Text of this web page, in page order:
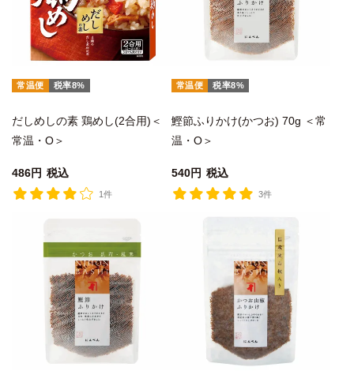
常温便 税率8%
だしめしの素 鶏めし(2合用)＜
常温・O＞
486 税込
1件
常温便 税率8%
鰹節ふりかけ(かつお) 70g ＜常
温・O＞
540 税込
3件